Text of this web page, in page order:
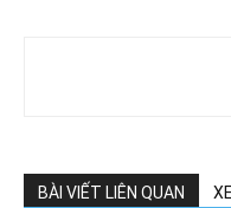
BÀI VIẾT LIÊN QUAN